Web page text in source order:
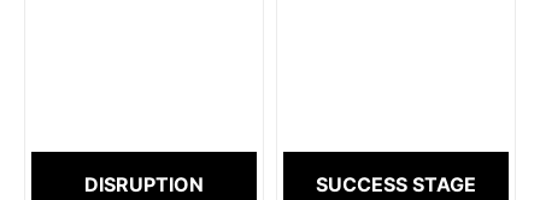
DISRUPTION
SUCCESS STAGE